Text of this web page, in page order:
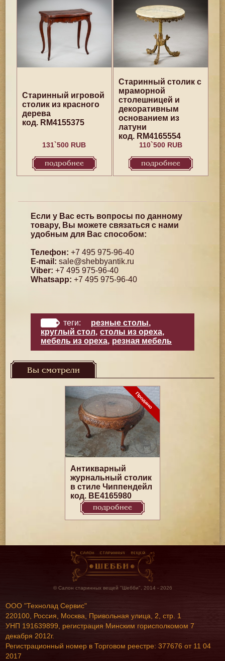
Старинный игровой
столик из красного
дерева
код. RM4155375
131`500 RUB
подробнее
Старинный столик с
мраморной
столешницей и
декоративным
основанием из
латуни
код. RM4165554
110`500 RUB
подробнее
Если у Вас есть вопросы по данному
товару, Вы можете связаться с нами
удобным для Вас способом:
Телефон: +7 495 975-96-40
E-mail: sale@shebbyantik.ru
Viber: +7 495 975-96-40
Whatsapp: +7 495 975-96-40
теги: резные столы,
круглый стол, столы из ореха,
мебель из ореха, резная мебель
Вы смотрели
Антикварный
журнальный столик
в стиле Чиппендейл
код. BE4165980
подробнее
© Салон старинных вещей "Шебби", 2014 - 2026
ООО "Технолад Сервис"
220100, Россия, Москва, Привольная улица, 2, стр. 1
УНП 191639899, регистрация Минским горисполкомом 7
декабря 2012г.
Регистрационный номер в Торговом реестре: 377676 от 11 04
2017